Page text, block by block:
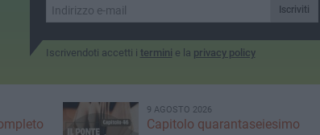
Iscriviti
Iscrivendoti accetti i termini e la privacy policy
9 AGOSTO 2026
Capitolo quarantaseiesimo